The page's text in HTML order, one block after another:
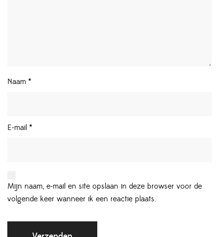
Naam *
E-mail *
Mijn naam, e-mail en site opslaan in deze browser voor de
volgende keer wanneer ik een reactie plaats.